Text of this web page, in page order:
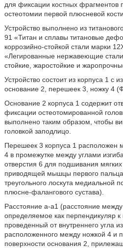
для фиксации костных фрагментов
остеотомии первой плюсневой кости.
Устройство выполнено из
91 «Титан и сплавы титановые
коррозийно-стойкой стали марки
«Легированные нержавеющие
стойкие, жаростойкие и
Устройство состоит из корпуса 1 с
основание 2, перешеек 3, ножку 4
Основание 2 корпуса 1 содержит
фиксации остеотомированной
выполнено таким образом, чтобы
головкой заподлицо.
Перешеек 3 корпуса 1 расположен
4 в промежутке между углами
отверстия 6 для подшивания
приводящей мышцы первого
треугольного лоскута медиальной
плюсне-фалангового сустава).
Расстояние a-a1 (расстояние
определяемое как перпендикуляр к
проведенный от внутреннего угла
расположенного между ножкой 4 и
поверхности основания 2,